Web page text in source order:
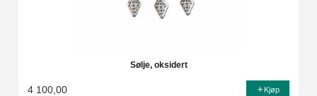
Sølje, oksidert
4 100,00 Kjøp